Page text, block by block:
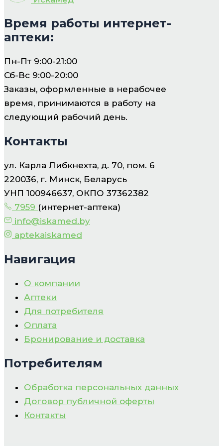
Время работы интернет-
аптеки:
Пн-Пт 9:00-21:00
Сб-Вс 9:00-20:00
Заказы, оформленные в нерабочее
время, принимаются в работу на
следующий рабочий день.
Контакты
ул. Карла Либкнехта, д. 70, пом. 6
220036, г. Минск, Беларусь
УНП 100946637, ОКПО 37362382
7959 (интернет-аптека)
info@iskamed.by
aptekaiskamed
Навигация
О компании
Аптеки
Для потребителя
Оплата
Бронирование и доставка
Потребителям
Обработка персональных данных
Договор публичной оферты
Контакты